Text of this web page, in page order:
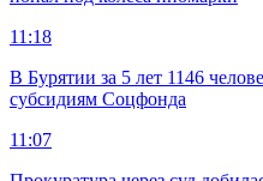
11:18
В Бурятии за 5 лет 1146
субсидиям Соцфонда
11:07